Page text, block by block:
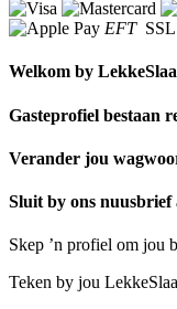
EFT SSL
Welkom by
Gasteprofiel bestaan
Verander jou
Sluit by ons nuusbrief
Skep ’n profiel om jou
Teken by jou